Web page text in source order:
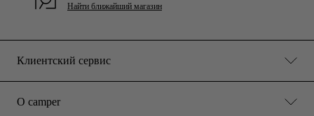
Клиентский сервис
О camper
Найти ближайший магазин